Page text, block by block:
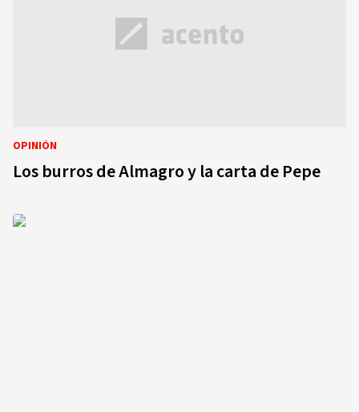
OPINIÓN
Los burros de Almagro y la carta de Pepe